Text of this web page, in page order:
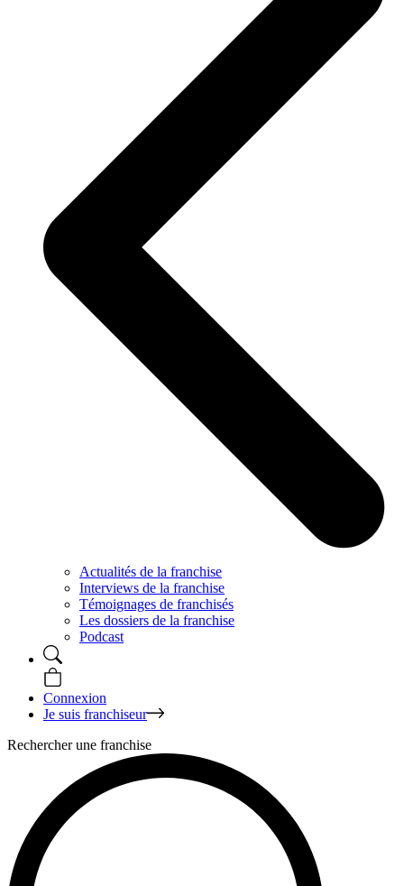
Actualités de la franchise
Interviews de la franchise
Témoignages de franchisés
Les dossiers de la franchise
Podcast
Connexion
Je suis franchiseur
Rechercher une franchise